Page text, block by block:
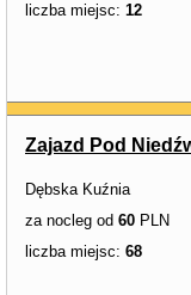
liczba miejsc: 12
Zajazd Pod
Dębska Kuźnia
za nocleg od 60 PLN
liczba miejsc: 68